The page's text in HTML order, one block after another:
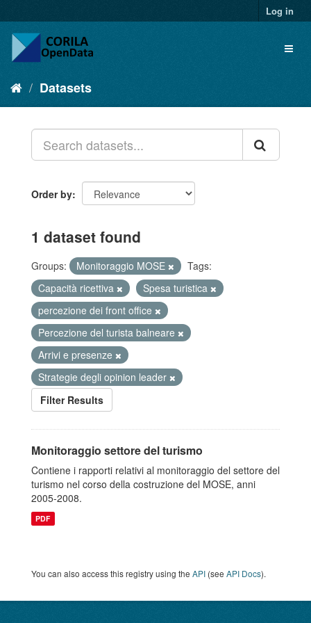
Log in
Datasets
Order by
1 dataset found
Groups: Monitoraggio MOSE
Tags:
Capacità ricettiva
Spesa turistica
percezione dei front office
Percezione del turista balneare
Arrivi e presenze
Strategie degli opinion leader
Filter Results
Monitoraggio settore del turismo
Contiene i rapporti relativi al monitoraggio del settore del
turismo nel corso della costruzione del MOSE, anni
2005-2008.
PDF
You can also access this registry using the API (see API Docs).